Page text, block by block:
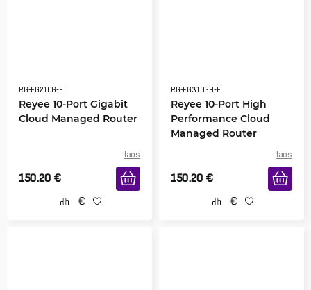
RG-EG210G-E
Reyee 10-Port Gigabit
Cloud Managed Router
laos
150.20 €
RG-EG310GH-E
Reyee 10-Port High
Performance Cloud
Managed Router
laos
150.20 €